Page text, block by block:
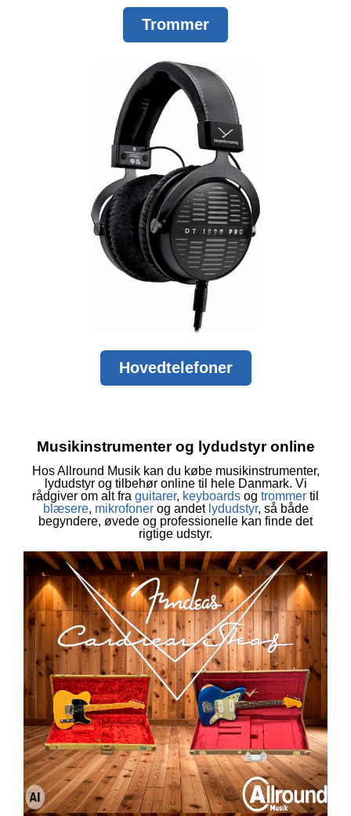
Trommer
Hovedtelefoner
Musikinstrumenter og lydudstyr online
Hos Allround Musik kan du købe musikinstrumenter,
lydudstyr og tilbehør online til hele Danmark. Vi
rådgiver om alt fra guitarer, keyboards og trommer til
blæsere, mikrofonerog andet lydudstyr, så både
begyndere, øvede og professionelle kan finde det
rigtige udstyr.